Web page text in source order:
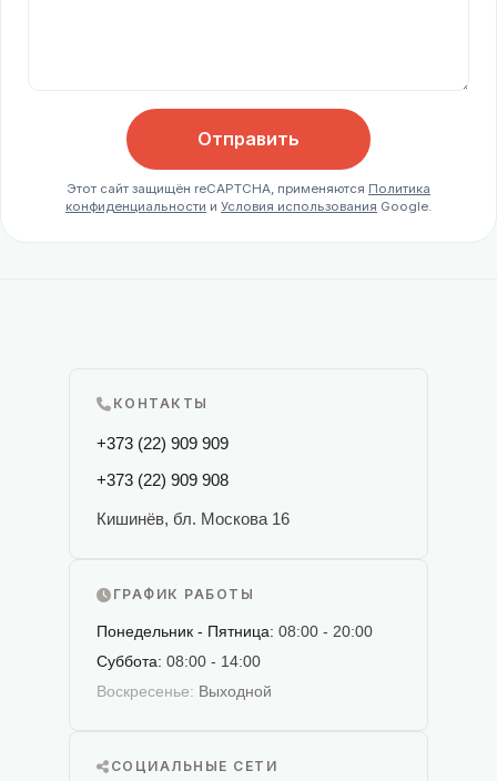
Отправить
Этот сайт защищён reCAPTCHA, применяются Политика
конфиденциальности и Условия использования Google.
КОНТАКТЫ
+373 (22) 909 909
+373 (22) 909 908
Кишинёв, бл. Москова 16
ГРАФИК РАБОТЫ
Понедельник - Пятница: 08:00 - 20:00
Суббота: 08:00 - 14:00
Воскресенье: Выходной
СОЦИАЛЬНЫЕ СЕТИ